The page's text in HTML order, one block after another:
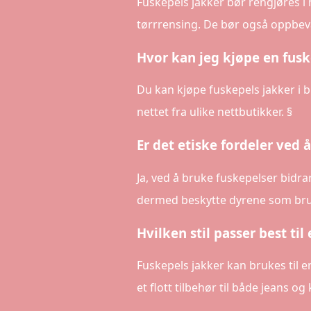
tørrrensing. De bør også
Hvor kan jeg kjøpe en
Du kan kjøpe fuskepels jakker i
nettet fra ulike nettbutikker. §
Er det etiske fordeler ved
Ja, ved å bruke fuskepelser
dermed beskytte dyrene som
Hvilken stil passer best til
Fuskepels jakker kan brukes til
et flott tilbehør til både jeans og